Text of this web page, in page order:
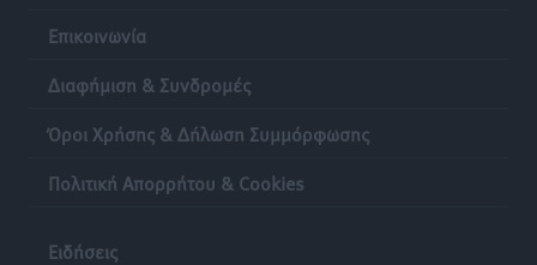
Επικοινωνία
Διαφήμιση & Συνδρομές
Όροι Χρήσης & Δήλωση Συμμόρφωσης
Πολιτική Απορρήτου & Cookies
Ειδήσεις